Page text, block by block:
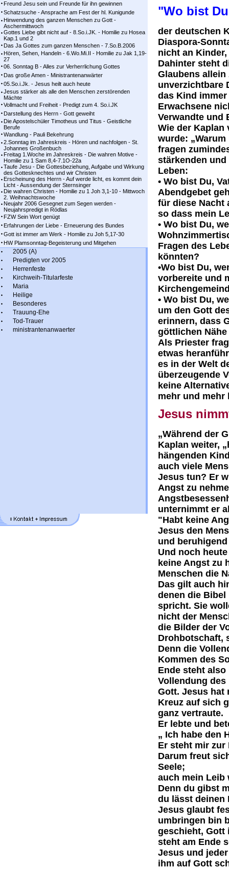
Freund Jesu sein und Freunde für ihn gewinnen
Schatzsuche - Ansprache am Fest der hl. Kunigunde
Hinwendung des ganzen Menschen zu Gott -
Aschermittwoch
Gottes Liebe gibt nicht auf - 8.So.i.JK. - Homilie zu Hosea
Kap.1 und 2
Das Ja Gottes zum ganzen Menschen - 7.So.B.2006
Hören, Sehen, Handeln - 6.Wo.Mi.II - Homilie zu Jak 1,19-
27
06. Sonntag B - Alles zur Verherrlichung Gottes
Das große Amen - Ministrantenanwärter
05.So.i.Jk. - Jesus heilt auch heute
Jesus stärker als alle den Menschen zerstörenden
Mächte
Vollmacht und Freiheit - Predigt zum 4. So.i.JK
Darstellung des Herrn - Gott geweiht
Die Apostelschüler Timotheus und Titus - Geistliche
Berufe
Wandlung - Pauli Bekehrung
2.Sonntag im Jahreskreis - Hören und nachfolgen - St.
Johannes Großenbuch
Freitag 1.Woche im Jahreskreis - Die wahren Motive -
Homilie zu 1 Sam 8,4-7.1O-22a
Taufe Jesu - Die Gottesbeziehung, Aufgabe und Wirkung
des Gottesknechtes und wir Christen
Erscheinung des Herrn - Auf werde licht, es kommt dein
Licht - Aussendung der Sternsinger
Die wahren Christen - Homilie zu 1 Joh 3,1-10 - Mittwoch
2. Weihnachtswoche
Neujahr 2006 Gesegnet zum Segen werden -
Neujahrspredigt in Rödlas
FZW Sein Wort genügt
Erfahrungen der Liebe - Erneuerung des Bundes
Gott ist immer am Werk - Homilie zu Joh 5,17-30
HW Plamsonntag-Begeisterung und Mitgehen
2005 (A)
Predigten vor 2005
Herrenfeste
Kirchweih-Titularfeste
Maria
Heilige
Besonderes
Trauung-Ehe
Tod-Trauer
ministrantenanwaerter
"Wo bist
der deutschen
Diaspora-
nicht an
Dahinter steht
Glaubens allein
unverzichtbare
das Kind
Erwachsene
Verwandte und
Wie der Kaplan
wurde:
fragen
stärkenden
Leben:
• Wo bist Du,
Abendgebet
für diese Nacht
so dass mein
• Wo bist Du,
Fragen des
könnten?
•Wo bist Du,
vorbereite und
• Wo bist Du,
um den Gott
erinnern, dass
göttlichen
Als Priester
etwas
es in der Welt
überzeugende
keine
mehr und mehr
Jesus
„Während der
Kaplan weiter,
hängenden
auch viele
Jesus tun? Er
Angst zu
unternimmt er
"Habt keine
Jesus den
und
Und noch
keine Angst zu
Menschen die
Das gilt auch
denen die
spricht. Sie
nicht der
die Bilder der
Drohbotschaft,
Denn die
Kommen des
Ende steht
Vollendung des
Gott. Jesus hat
Kreuz auf sich
ganz vertraute.
Er lebte und
„ Ich habe den
Er steht mir zur
Darum freut
Seele;
auch mein Leib
Denn du gibst
du lässt deinen
Jesus glaubt
umbringen bin
geschieht, Gott
steht am Ende
Jesus und
ihm auf Gott